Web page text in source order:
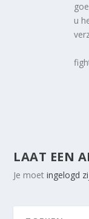
u
LAAT EEN
Je moetingelogd